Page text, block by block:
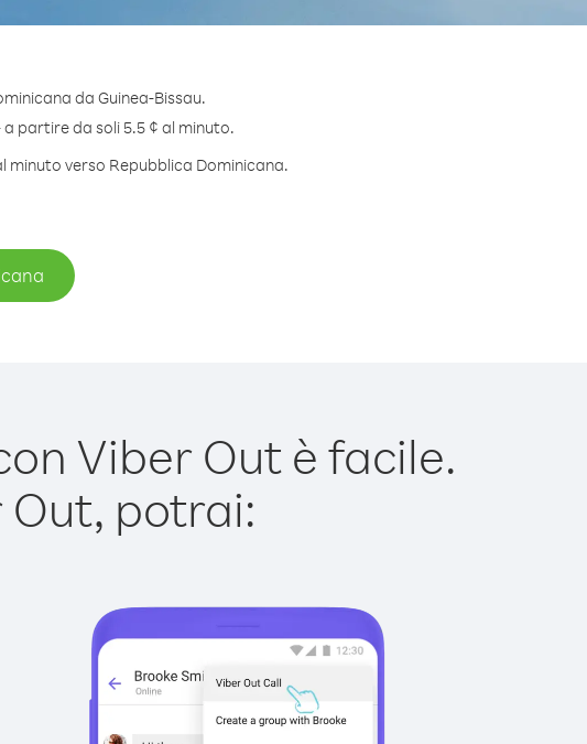
da Guinea-Bissau.
partire da soli 5.5 ¢ al minuto.
verso Repubblica Dominicana.
Viber Out è facile.
potrai: